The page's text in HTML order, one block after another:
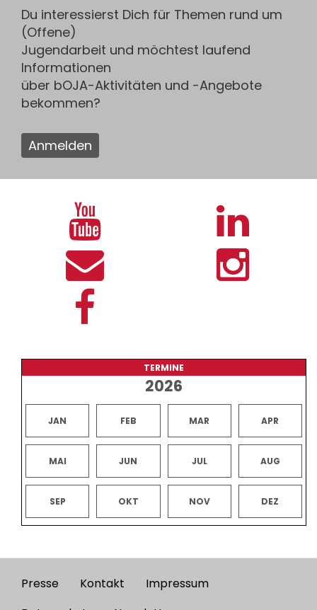
Du interessierst Dich für Themen rund um
(Offene)
Jugendarbeit und möchtest laufend
Informationen
über bOJA-Aktivitäten und -Angebote
bekommen?
Anmelden
TERMINE
2026
JAN FEB MAR APR
MAI JUN JUL AUG
SEP OKT NOV DEZ
Footer
Presse Kontakt
Impressum